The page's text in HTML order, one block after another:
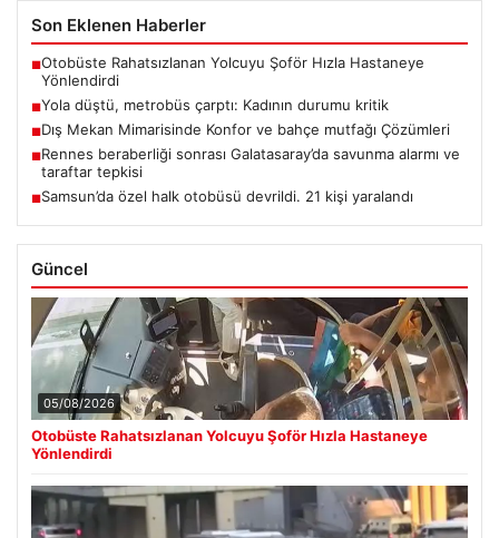
Son Eklenen Haberler
■Otobüste Rahatsızlanan Yolcuyu Şoför Hızla Hastaneye
Yönlendirdi
■Yola düştü, metrobüs çarptı: Kadının durumu kritik
■Dış Mekan Mimarisinde Konfor ve bahçe mutfağı Çözümleri
■Rennes beraberliği sonrası Galatasaray’da savunma alarmı ve
taraftar tepkisi
■Samsun’da özel halk otobüsü devrildi. 21 kişi yaralandı
Güncel
05/08/2026
Otobüste Rahatsızlanan Yolcuyu Şoför Hızla Hastaneye
Yönlendirdi